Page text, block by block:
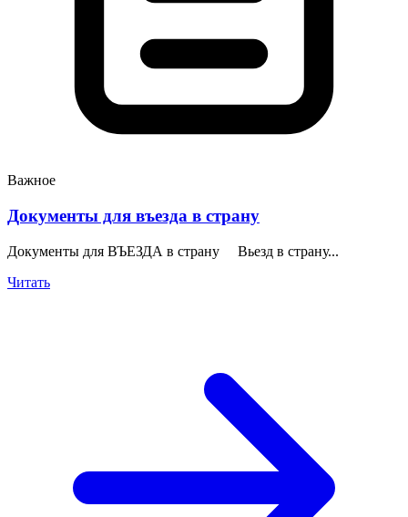
Важное
Документы для въезда в страну
Документы для ВЪЕЗДА в страну Вьезд в страну...
Читать